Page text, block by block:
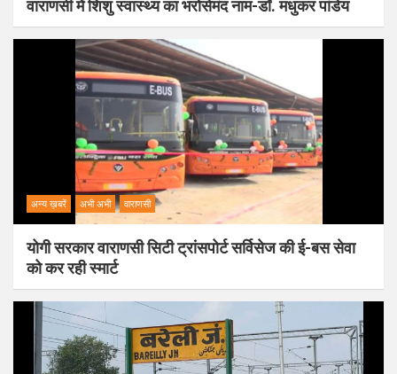
वाराणसी में शिशु स्वास्थ्य का भरोसेमंद नाम-डॉ. मधुकर पांडेय
अन्य ख़बरें अभी अभी वाराणसी
योगी सरकार वाराणसी सिटी ट्रांसपोर्ट सर्विसेज की ई-बस सेवा
को कर रही स्मार्ट